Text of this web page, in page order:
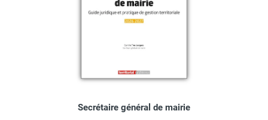
Secrétaire général de mairie